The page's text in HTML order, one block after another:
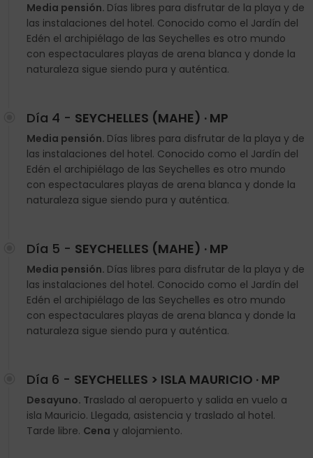
Media pensión. Días libres para disfrutar de la playa y de
las instalaciones del hotel. Conocido como el Jardín del
Edén el archipiélago de las Seychelles es otro mundo
con espectaculares playas de arena blanca y donde la
naturaleza sigue siendo pura y auténtica.
Día 4 - SEYCHELLES (MAHE) · MP
Media pensión. Días libres para disfrutar de la playa y de
las instalaciones del hotel. Conocido como el Jardín del
Edén el archipiélago de las Seychelles es otro mundo
con espectaculares playas de arena blanca y donde la
naturaleza sigue siendo pura y auténtica.
Día 5 - SEYCHELLES (MAHE) · MP
Media pensión. Días libres para disfrutar de la playa y de
las instalaciones del hotel. Conocido como el Jardín del
Edén el archipiélago de las Seychelles es otro mundo
con espectaculares playas de arena blanca y donde la
naturaleza sigue siendo pura y auténtica.
Día 6 - SEYCHELLES > ISLA MAURICIO · MP
Desayuno. Traslado al aeropuerto y salida en vuelo a
isla Mauricio. Llegada, asistencia y traslado al hotel.
Tarde libre. Cena y alojamiento.